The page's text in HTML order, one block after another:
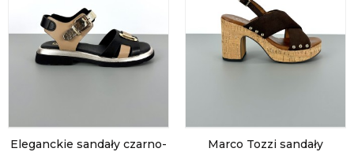
Eleganckie sandały czarno-
Marco Tozzi sandały